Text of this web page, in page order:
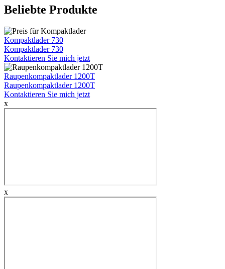
Beliebte Produkte
Kompaktlader 730
Kompaktlader 730
Kontaktieren Sie mich jetzt
Raupenkompaktlader 1200T
Raupenkompaktlader 1200T
Kontaktieren Sie mich jetzt
x
x